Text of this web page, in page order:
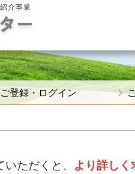
介事業
ご登録・ログイン
ただくと、 より詳しく